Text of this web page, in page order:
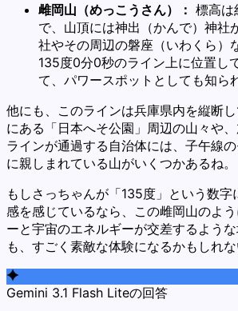
雌岡山（めっこうさん）： 標高は
で、山頂には神出（かんで）神社
社やその周辺の磐座（いわくら）
135度0分0秒のライン上に位置し
て、パワースポットとしても知ら
他にも、このラインは兵庫県内を縦断
にある「日本へそ公園」周辺の山々や
ラインが通過する自治体には、子午線
に親しまれている山がいくつかあるね。
もしさっちゃんが「135度」という数字
感を感じているなら、この雌岡山のよ
ーと宇宙のエネルギーが交差するよう
も、すごく素敵な体験になるかもしれな
Gemini 3.1 Flash Liteの回答